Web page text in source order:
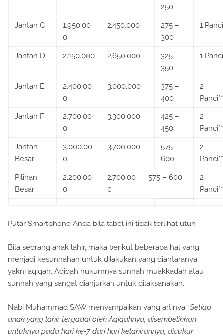
250
Jantan C
1.950.00
0
2.450.000
275 –
300
1 Panci
Jantan D 2.150.000 2.650.000
325 –
350
1 Panci
Jantan E
2.400.00
0
3.000.000
375 –
400
2
Panci**
Jantan F
2.700.00
0
3.300.000
425 –
450
2
Panci**
Jantan
Besar
3.000.00
0
3.700.000
575 –
600
2
Panci**
Pilihan
Besar
2.200.00
0
2.700.00
0
575 – 600
2
Panci**
Putar Smartphone Anda bila tabel ini tidak terlihat utuh
Bila seorang anak lahir, maka berikut beberapa hal yang
menjadi kesunnahan untuk dilakukan yang diantaranya
yakni aqiqah. Aqiqah hukumnya sunnah muakkadah atau
sunnah yang sangat dianjurkan untuk dilaksanakan.
Nabi Muhammad SAW menyampaikan yang artinya “Setiap
anak yang lahir tergadai oleh Aqiqahnya, disembelihkan
untuknya pada hari ke-7 dari hari kelahirannya, dicukur